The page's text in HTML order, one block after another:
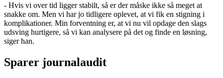
- Hvis vi over tid ligger stabilt, så er der måske ikke så meget at
snakke om. Men vi har jo tidligere oplevet, at vi fik en stigning i
komplikationer. Min forventning er, at vi nu vil opdage den slags
udsving hurtigere, så vi kan analysere på det og finde en løsning,
siger han.
Sparer journalaudit